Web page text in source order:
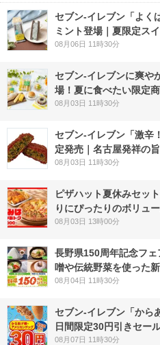
セブン‐イレブン「よく
ミント登場｜夏限定ス
08月06日 11時30分
セブン‐イレブンに爽や
場！夏に食べたい限定
08月03日 11時30分
セブン-イレブン「激辛
定発売｜名古屋発祥の
08月03日 11時30分
ピザハット夏休みセッ
りにぴったりのボリュ
08月03日 13時00分
長野県150周年記念フ
噌や伝統野菜を使った
08月04日 11時30分
セブン‐イレブン「から
日間限定30円引きセー
08月07日 11時30分